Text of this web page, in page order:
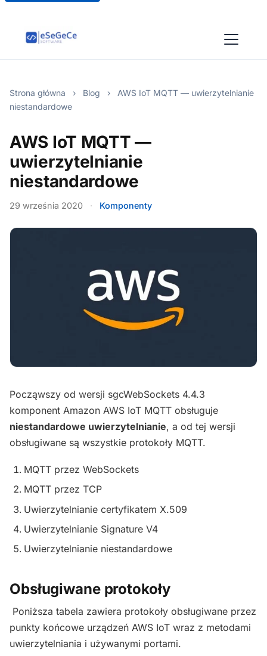
Strona główna › Blog ›
AWS IoT MQTT — uwierzytelnianie
niestandardowe
AWS IoT MQTT —
uwierzytelnianie
niestandardowe
29 września 2020 · Komponenty
Począwszy od wersji sgcWebSockets 4.4.3
komponent Amazon AWS IoT MQTT obsługuje
niestandardowe uwierzytelnianie, a od tej wersji
obsługiwane są wszystkie protokoły MQTT.
MQTT przez WebSockets
MQTT przez TCP
Uwierzytelnianie certyfikatem X.509
Uwierzytelnianie Signature V4
Uwierzytelnianie niestandardowe
Obsługiwane protokoły
Poniższa tabela zawiera protokoły obsługiwane przez
punkty końcowe urządzeń AWS IoT wraz z metodami
uwierzytelniania i używanymi portami.